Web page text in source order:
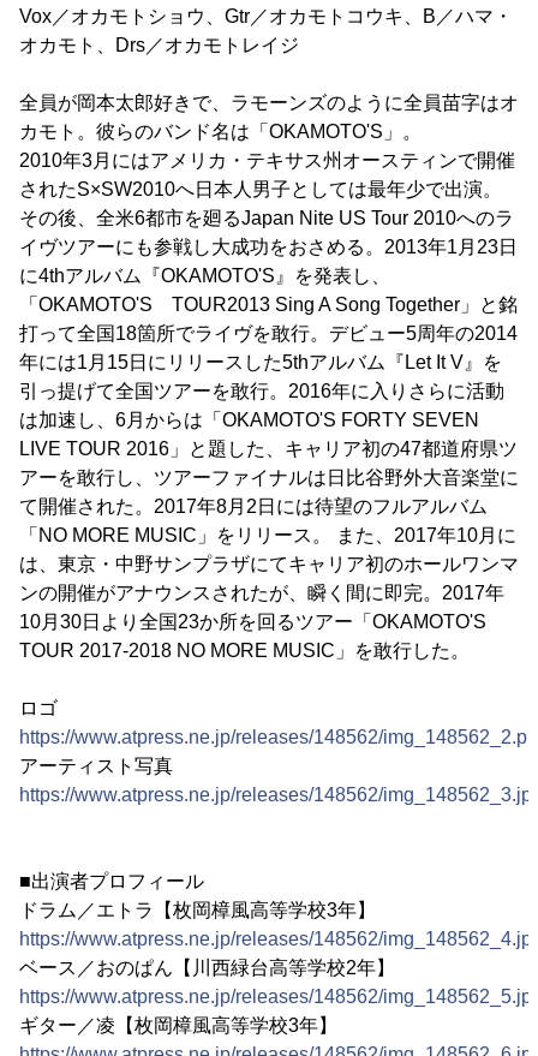
Vox／オカモトショウ、Gtr／オカモトコウキ、B／ハマ・
オカモト、Drs／オカモトレイジ
全員が岡本太郎好きで、ラモーンズのように全員苗字はオ
カモト。彼らのバンド名は「OKAMOTO'S」。
2010年3月にはアメリカ・テキサス州オースティンで開催
されたS×SW2010へ日本人男子としては最年少で出演。
その後、全米6都市を廻るJapan Nite US Tour 2010へのラ
イヴツアーにも参戦し大成功をおさめる。2013年1月23日
に4thアルバム『OKAMOTO'S』を発表し、
「OKAMOTO'S TOUR2013 Sing A Song Together」と銘
打って全国18箇所でライヴを敢行。デビュー5周年の2014
年には1月15日にリリースした5thアルバム『Let It V』を
引っ提げて全国ツアーを敢行。2016年に入りさらに活動
は加速し、6月からは「OKAMOTO'S FORTY SEVEN
LIVE TOUR 2016」と題した、キャリア初の47都道府県ツ
アーを敢行し、ツアーファイナルは日比谷野外大音楽堂に
て開催された。2017年8月2日には待望のフルアルバム
「NO MORE MUSIC」をリリース。 また、2017年10月に
は、東京・中野サンプラザにてキャリア初のホールワンマ
ンの開催がアナウンスされたが、瞬く間に即完。2017年
10月30日より全国23か所を回るツアー「OKAMOTO'S
TOUR 2017-2018 NO MORE MUSIC」を敢行した。
ロゴ
https://www.atpress.ne.jp/releases/148562/
アーティスト写真
https://www.atpress.ne.jp/releases/148562/
■出演者プロフィール
ドラム／エトラ【枚岡樟風高等学校3年】
https://www.atpress.ne.jp/releases/148562/
ベース／おのぱん【川西緑台高等学校2年】
https://www.atpress.ne.jp/releases/148562/
ギター／凌【枚岡樟風高等学校3年】